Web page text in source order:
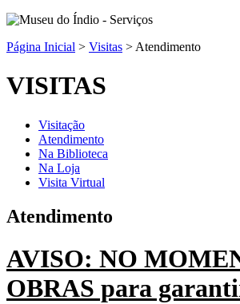
Página Inicial > Visitas > Atendimento
VISITAS
Visitação
Atendimento
Na Biblioteca
Na Loja
Visita Virtual
Atendimento
AVISO: NO
OBRAS para